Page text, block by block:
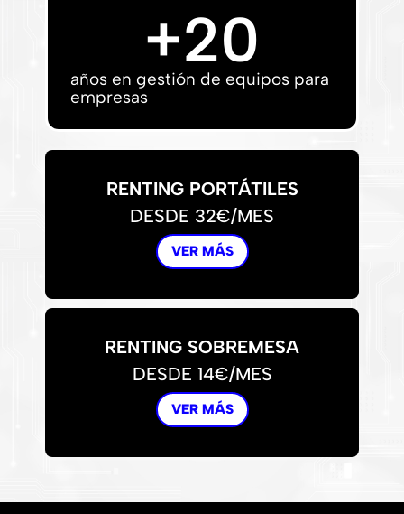
años en gestión de equipos para
empresas
+20
RENTING PORTÁTILES
DESDE 32€/MES
VER MÁS
RENTING SOBREMESA
DESDE 14€/MES
VER MÁS